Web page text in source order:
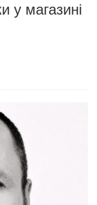
у магазині